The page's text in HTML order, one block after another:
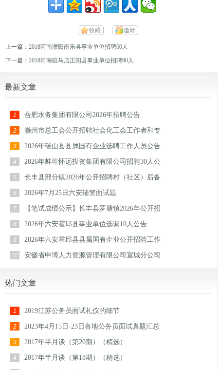
收藏 邀请
上一篇：2018河南濮阳南乐县事业单位招聘60人
下一篇：2018河南驻马店正阳县事业单位招聘90人
最新文章
1 合肥水务集团有限公司2026年招聘公告
2 滁州市总工会公开招聘社会化工会工作者和专
3 2026年砀山县县属国有企业选聘工作人员公告
4 2026年蚌埠怀远投资集团有限公司招聘30人公
5 长丰县部分镇2026年公开招聘村（社区）后备
6 2026年7月25日六安辅警面试题
7 【笔试成绩公示】长丰县罗塘镇2026年公开招
8 2026年六安霍邱县事业单位选调10人公告
9 2026年六安霍邱县县属国有企业公开招聘工作
10 安徽省申博人力资源管理有限公司宣城分公司
热门文章
1 2019江苏公务员面试礼仪的细节
2 2023年4月15日-23日各地公务员面试真题汇总
3 2017年半月谈（第20期）（精选）
4 2017年半月谈（第18期）（精选）